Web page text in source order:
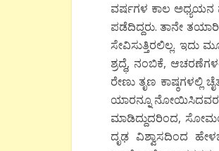
ವರ್ಷಗಳ ಕಾಲ
ಪಡೆದಿದ್ದರು. ತಾನೇ
ಸೇವಿಸುತ್ತಿರಲಿಲ್ಲ. ಇದು
ಶ್ರದ್ಧೆ, ನಂಬಿಕೆ,
ರೇಣು ತೃಣ
ಯಾರನ್ನೂ
ಮಾಡಿದ್ದುದರಿಂದ,
ದೃಢ ವಿಶ್ವಾಸದಿಂದ